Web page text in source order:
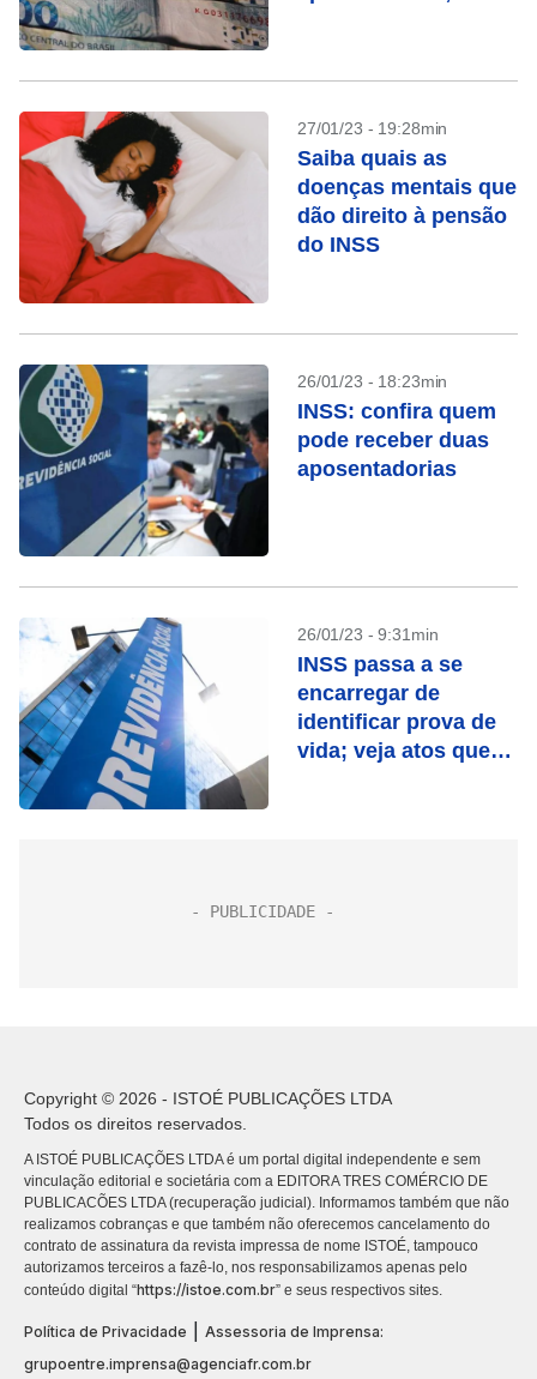
27/01/23 - 19:28min
Saiba quais as
doenças mentais que
dão direito à pensão
do INSS
26/01/23 - 18:23min
INSS: confira quem
pode receber duas
aposentadorias
26/01/23 - 9:31min
INSS passa a se
encarregar de
identificar prova de
vida; veja atos que
Copyright © 2026 - ISTOÉ PUBLICAÇÕES LTDA
Todos os direitos reservados.
A ISTOÉ PUBLICAÇÕES LTDA é um portal digital independente e sem
vinculação editorial e societária com a EDITORA TRES COMÉRCIO DE
PUBLICACÕES LTDA (recuperação judicial). Informamos também que não
realizamos cobranças e que também não oferecemos cancelamento do
contrato de assinatura da revista impressa de nome ISTOÉ, tampouco
autorizamos terceiros a fazê-lo, nos responsabilizamos apenas pelo
conteúdo digital “https://istoe.com.br” e seus respectivos sites.
Política de Privacidade
Assessoria de Imprensa:
grupoentre.imprensa@agenciafr.com.br